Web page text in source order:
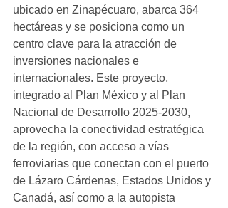
ubicado en Zinapécuaro, abarca 364
hectáreas y se posiciona como un
centro clave para la atracción de
inversiones nacionales e
internacionales. Este proyecto,
integrado al Plan México y al Plan
Nacional de Desarrollo 2025-2030,
aprovecha la conectividad estratégica
de la región, con acceso a vías
ferroviarias que conectan con el puerto
de Lázaro Cárdenas, Estados Unidos y
Canadá, así como a la autopista